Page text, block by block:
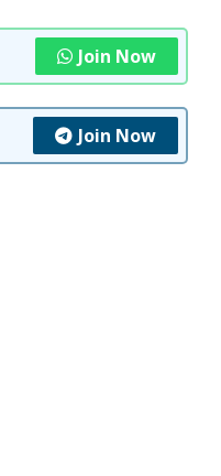
Join Now
Join Now